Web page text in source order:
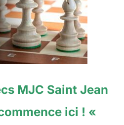
MJC Saint Jean
ici ! «